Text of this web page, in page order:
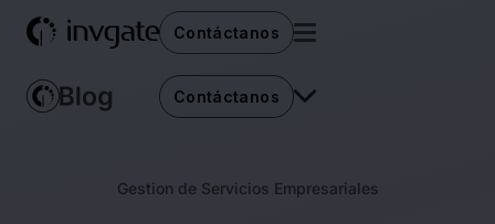
Contáctanos
Contáctanos
Gestion de Servicios Empresariales